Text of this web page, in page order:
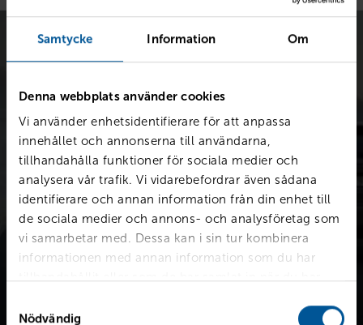
Samtycke Information Om
Denna webbplats använder cookies
Vi använder enhetsidentifierare för att anpassa
innehållet och annonserna till användarna,
tillhandahålla funktioner för sociala medier och
analysera vår trafik. Vi vidarebefordrar även sådana
identifierare och annan information från din enhet till
de sociala medier och annons- och analysföretag som
vi samarbetar med. Dessa kan i sin tur kombinera
informationen med annan information som du har
tillhandahållit eller som de har samlat in när du har
Nödvändig
Värdera bilen kostnadsfritt
Snabb värdering för en första uppskattning av vad din bil är
värd.